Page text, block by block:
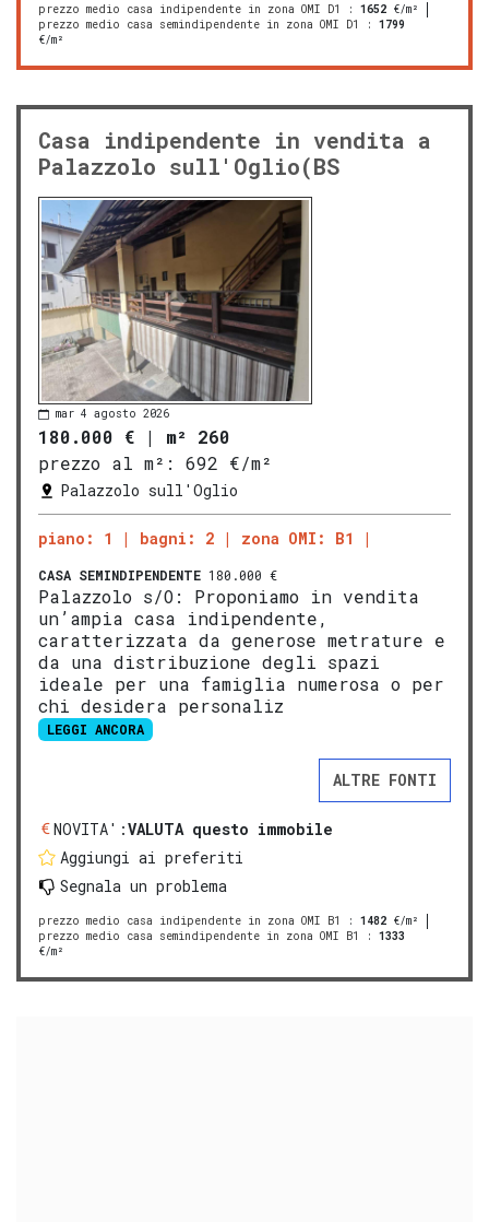
prezzo medio casa indipendente in zona OMI D1 : 1652 €/m²
prezzo medio casa semindipendente in zona OMI D1
: 1799
€/m²
Casa indipendente in vendita a
Palazzolo sull'Oglio(BS
mar 4 agosto 2026
180.000 € | m² 260
prezzo al m²:
692 €/m²
Palazzolo sull'Oglio
piano: 1 bagni: 2 zona OMI: B1
CASA SEMINDIPENDENTE 180.000 €
Palazzolo s/O: Proponiamo in vendita
un’ampia casa indipendente,
caratterizzata da generose metrature e
da una distribuzione degli spazi
ideale per una famiglia numerosa o per
chi desidera personaliz
LEGGI ANCORA
ALTRE FONTI
NOVITA':VALUTA questo immobile
Aggiungi ai preferiti
Segnala un problema
prezzo medio casa indipendente in zona OMI B1 : 1482 €/m²
prezzo medio casa semindipendente in zona OMI B1
: 1333
€/m²